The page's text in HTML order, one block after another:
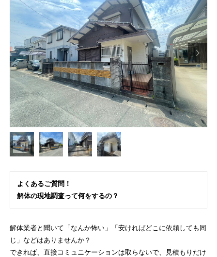

よくあるご質問！
解体の現地調査って何をするの？
解体業者と聞いて「なんか怖い」「安ければどこに依頼しても同
じ」などはありませんか？
できれば、直接コミュニケーションは取らないで、見積もりだけ